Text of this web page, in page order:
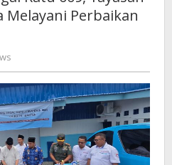
Melayani Perbaikan